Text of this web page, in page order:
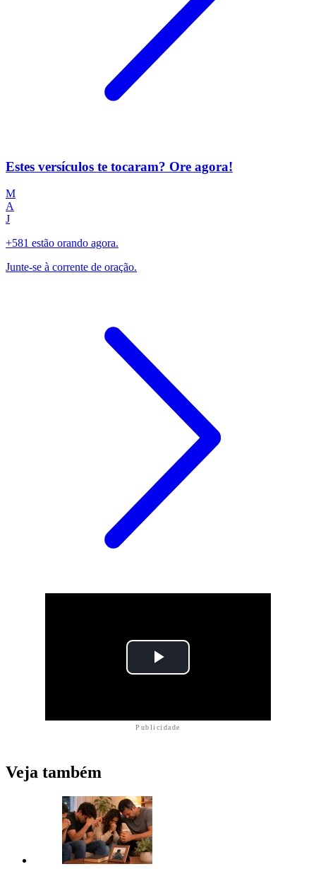
Estes versículos te tocaram? Ore agora!
M
A
J
+581 estão orando agora.
Junte-se à corrente de oração.
Publicidade
Veja também